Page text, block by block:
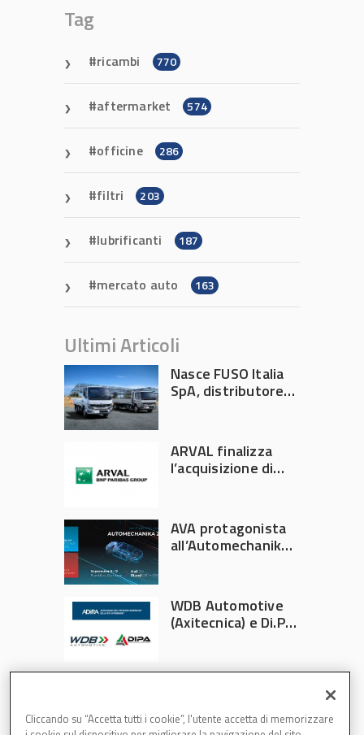
Tag
ricambi 770
aftermarket 574
officine 286
filtri 203
lubrificanti 187
mercato auto 163
Ultimi Articoli
Nasce FUSO Italia
SpA, distributore
ARVAL finalizza
l’acquisizione di
AVA protagonista
all’Automechanika
WDB Automotive
(Axitecnica) e Di.Pa.
Cliccando su “Accetta tutti i cookie”, l'utente accetta di memorizzare